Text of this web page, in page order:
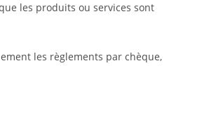
les produits ou services sont
les règlements par chèque,